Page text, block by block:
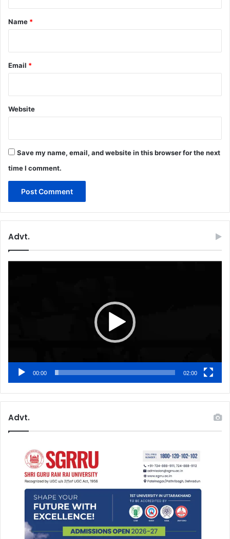
*
Name *
Email *
Website
Save my name, email, and website in this browser for the next
time I comment.
Advt.
00:00 02:00
Advt.